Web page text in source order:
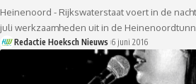
Heinenoord - Rijkswaterstaat voert in de
juli werkzaamheden uit in de
Redactie Hoeksch Nieuws 6 juni 2016